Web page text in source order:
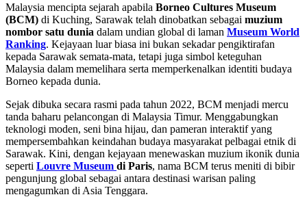
Malaysia mencipta sejarah apabila Borneo Cultures Museum
(BCM) di Kuching, Sarawak telah dinobatkan sebagai muzium
nombor satu dunia dalam undian global di laman Museum World
Ranking. Kejayaan luar biasa ini bukan sekadar pengiktirafan
kepada Sarawak semata-mata, tetapi juga simbol keteguhan
Malaysia dalam memelihara serta memperkenalkan identiti budaya
Borneo kepada dunia.
Sejak dibuka secara rasmi pada tahun 2022, BCM menjadi mercu
tanda baharu pelancongan di Malaysia Timur. Menggabungkan
teknologi moden, seni bina hijau, dan pameran interaktif yang
mempersembahkan keindahan budaya masyarakat pelbagai etnik di
Sarawak. Kini, dengan kejayaan menewaskan muzium ikonik dunia
seperti Louvre Museum di Paris, nama BCM terus meniti di bibir
pengunjung global sebagai antara destinasi warisan paling
mengagumkan di Asia Tenggara.